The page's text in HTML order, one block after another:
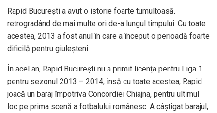
Rapid București a avut o istorie foarte tumultoasă,
retrogradând de mai multe ori de-a lungul timpului. Cu toate
acestea, 2013 a fost anul în care a început o perioadă foarte
dificilă pentru giuleșteni.
În acel an, Rapid București nu a primit licența pentru Liga 1
pentru sezonul 2013 – 2014, însă cu toate acestea, Rapid
joacă un baraj împotriva Concordiei Chiajna, pentru ultimul
loc pe prima scenă a fotbalului românesc. A câștigat barajul,